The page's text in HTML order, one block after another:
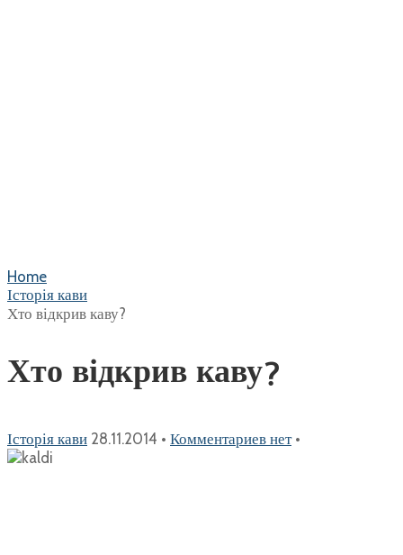
Home
Історія кави
Хто відкрив каву?
Хто відкрив каву?
Історія кави 28.11.2014 • Комментариев нет•